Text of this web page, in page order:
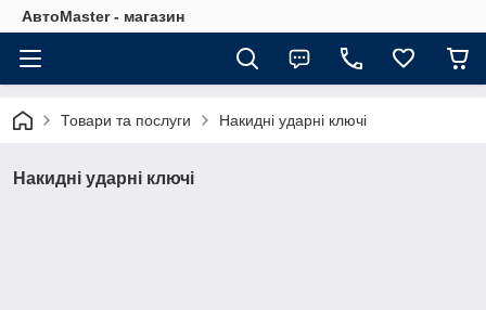
АвтоMaster - магазин
Товари та послуги Накидні ударні ключі
Накидні ударні ключі